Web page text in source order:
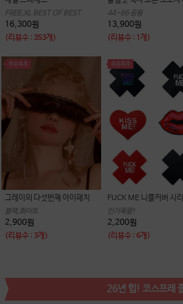
FREE,XL BEST OF BEST
16,300원
(리뷰수 : 353개)
44~66 공용
13,900원
(리뷰수 : 1개)
그레이의 다섯번째 아이패치
블랙,화이트
2,900원
(리뷰수 : 3개)
FUCK ME 니플커버 시
인기폭팔!
2,200원
(리뷰수 : 6개)
26년 힙! 코스프레